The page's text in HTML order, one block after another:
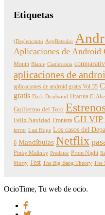
Etiquetas
(Des)encanto AggRetsuko
Aplicaciones de Android
Mouth Blame Castlevania
aplicaciones de
aplicaciones de android gratis Vol 35
gratis Dark Deadwind Dracula El
Guillermo del Toro
Feliz Navidad Frontera GH VIP
terror Last Hope Los casos del
6 Mandíbulas Netflix
Pinky Malinky Predator Prom Night
Morty Test The Big Bang Theory The
OcioTime, Tu web de ocio.